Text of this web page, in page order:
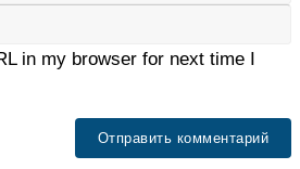
in my browser for next time I